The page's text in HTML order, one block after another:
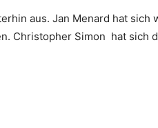
aus. Jan Menard hat sich
Christopher Simon hat sich